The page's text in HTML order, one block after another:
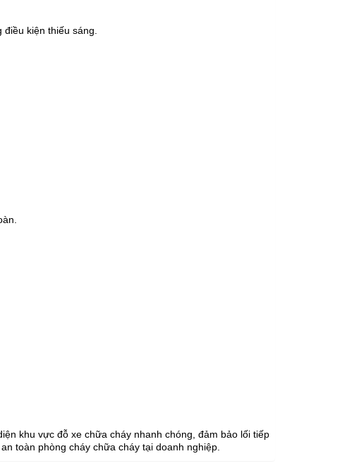
điều kiện thiếu sáng.
khu vực đỗ xe chữa cháy nhanh chóng, đảm bảo lối tiếp
toàn phòng cháy chữa cháy tại doanh nghiệp.